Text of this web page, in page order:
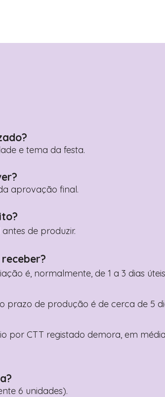
e tema da festa.
aprovação final.
de produzir.
é, normalmente, de 1 a 3 dias
prazo de produção é de cerca de 5
por CTT registado demora, em
6 unidades).